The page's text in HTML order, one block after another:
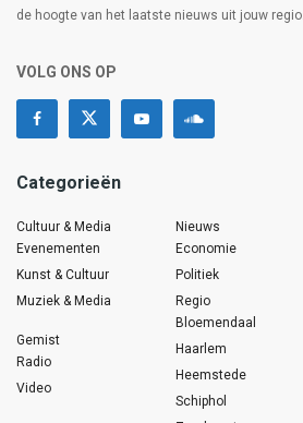
de hoogte van het laatste nieuws uit jouw regio.
VOLG ONS OP
Categorieën
Cultuur & Media
Evenementen
Kunst & Cultuur
Muziek & Media
Gemist
Radio
Video
Nieuws
Economie
Politiek
Regio
Bloemendaal
Haarlem
Heemstede
Schiphol